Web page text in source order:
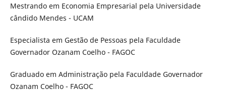
Mestrando em Economia Empresarial pela Universidade
cândido Mendes - UCAM
Especialista em Gestão de Pessoas pela Faculdade
Governador Ozanam Coelho - FAGOC
Graduado em Administração pela Faculdade Governador
Ozanam Coelho - FAGOC